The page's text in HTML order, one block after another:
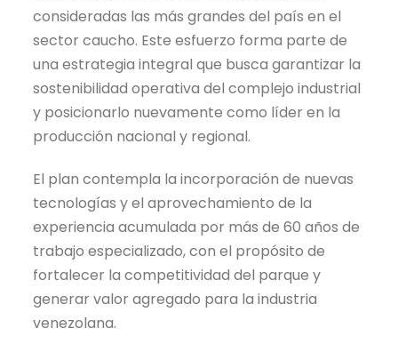
consideradas las más grandes del país en el
sector caucho. Este esfuerzo forma parte de
una estrategia integral que busca garantizar la
sostenibilidad operativa del complejo industrial
y posicionarlo nuevamente como líder en la
producción nacional y regional.
El plan contempla la incorporación de nuevas
tecnologías y el aprovechamiento de la
experiencia acumulada por más de 60 años de
trabajo especializado, con el propósito de
fortalecer la competitividad del parque y
generar valor agregado para la industria
venezolana.